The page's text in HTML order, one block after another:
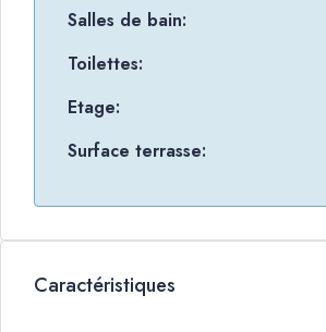
Salles de bain:
Toilettes:
Etage:
Surface terrasse:
Caractéristiques